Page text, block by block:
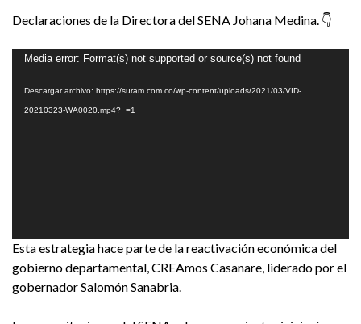
Declaraciones de la Directora del SENA Johana Medina. 👇
Reproductor
vídeo
Media error: Format(s) not supported or source(s) not found
Descargar archivo: https://suram.com.co/wp-content/uploads/2021/03/VID-
20210323-WA0020.mp4?_=1
Esta estrategia hace parte de la reactivación económica del
gobierno departamental, CREAmos Casanare, liderado por el
gobernador Salomón Sanabria.